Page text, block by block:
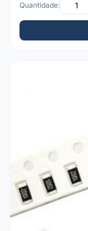
Quantidade: